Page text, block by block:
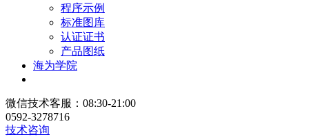
程序示例
标准图库
认证证书
产品图纸
海为学院
微信技术客服：08:30-21:00
0592-3278716
技术咨询